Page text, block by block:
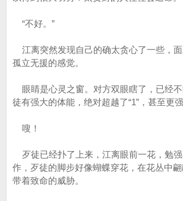
“不好。”
江离突然发现自己的确太贪心了一些，
孤立无援的感觉。
眼睛是心灵之窗。对方双眼瞎了，已经
徒有强大的体能，绝对超越了“1”，甚至更强
嗖！
歹徒已经扑了上来，江离眼前一花，勉
作，歹徒的脚步好像蝴蝶穿花，在花丛中
带着致命的威胁。